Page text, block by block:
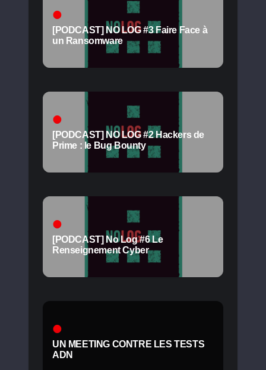
[PODCAST] NO LOG #3 Faire Face à
un Ransomware
[PODCAST] NO LOG #2 Hackers de
Prime : le Bug Bounty
[PODCAST] No Log #6 Le
Renseignement Cyber
UN MEETING CONTRE LES TESTS
ADN